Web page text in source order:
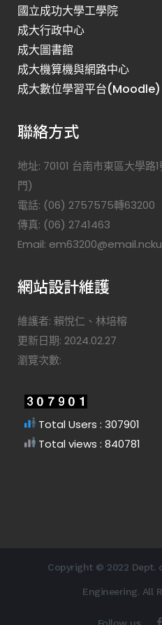
國立成功大學工學院
成大行政中心
成大圖書館
成大機算機與網路中心
成大數位學習平台(Moodle)
聯絡方式
地址: 70101 台南市東區大學
門)
電話: (06) 2757575轉63200
傳真: (06) 2741463
Email:
網站設計維護
維護者: 賴悅仁、林培榕
更新日期: 2024.02.27
瀏覽次數:
Total Users : 307901
Total views : 840781
Copyright © 2022 Dept.
Engineering. All